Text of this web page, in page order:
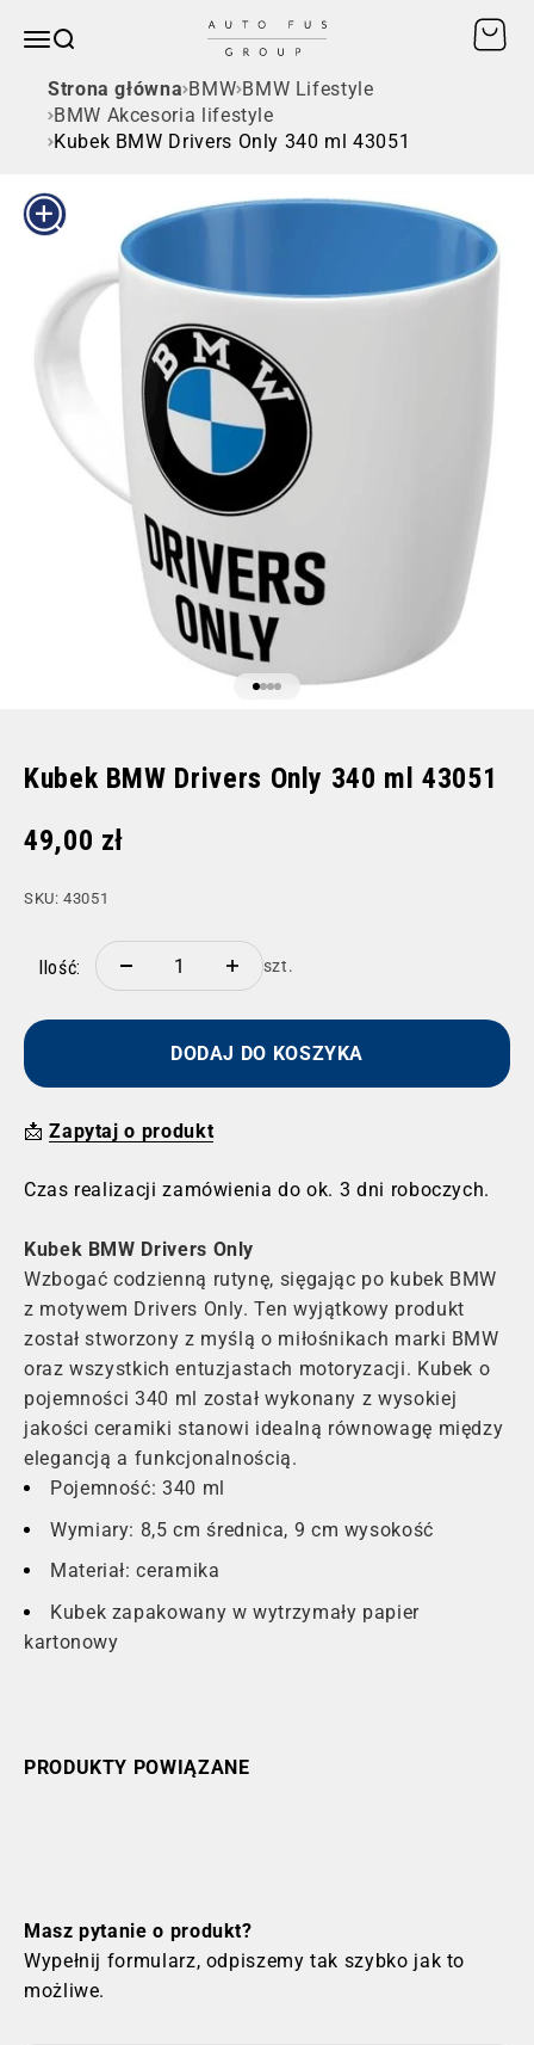
Otwórz menu nawigacji
SZUKAJ AUTO FUS GROUP
Strona główna BMW BMW Lifestyle
BMW Akcesoria lifestyle
Kubek BMW Drivers Only 340 ml 43051
Przybliż
Kubek BMW Drivers Only 340 ml 43051
Cena promocyjna
49,00 zł
SKU: 43051
Ilość: szt.
DODAJ DO KOSZYKA
📩Zapytaj o produkt
Czas realizacji zamówienia do ok. 3 dni roboczych.
Kubek BMW Drivers Only
Wzbogać codzienną rutynę, sięgając po kubek BMW
z motywem Drivers Only. Ten wyjątkowy produkt
został stworzony z myślą o miłośnikach marki BMW
oraz wszystkich entuzjastach motoryzacji. Kubek o
pojemności 340 ml został wykonany z wysokiej
jakości ceramiki stanowi idealną równowagę między
elegancją a funkcjonalnością.
Pojemność: 340 ml
Wymiary: 8,5 cm średnica, 9 cm wysokość
Materiał: ceramika
Kubek zapakowany w wytrzymały papier
kartonowy
PRODUKTY POWIĄZANE
Masz pytanie o produkt?
Wypełnij formularz, odpiszemy tak szybko jak to
możliwe.